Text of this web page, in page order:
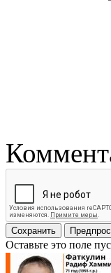
Оставьте это поле